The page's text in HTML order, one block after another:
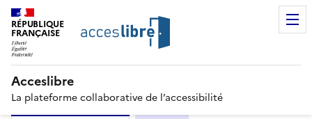
RÉPUBLIQUE
FRANÇAISE
Acceslibre
La plateforme collaborative de l’accessibilité